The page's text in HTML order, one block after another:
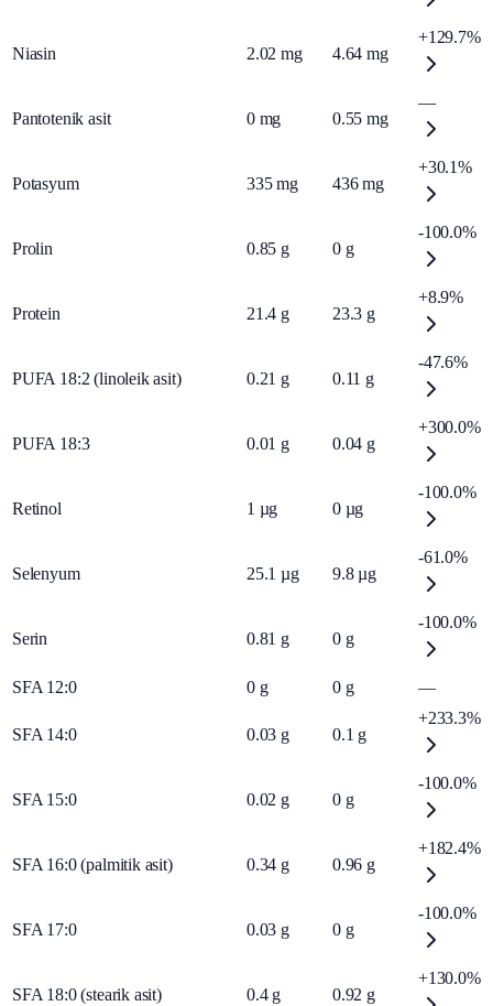
Niasin 2.02 mg 4.64 mg
+129.7%
Pantotenik asit 0 mg 0.55 mg
—
Potasyum 335 mg 436 mg
+30.1%
Prolin 0.85 g 0 g
-100.0%
Protein 21.4 g 23.3 g
+8.9%
PUFA 18:2 (linoleik asit) 0.21 g 0.11 g
-47.6%
PUFA 18:3 0.01 g 0.04 g
+300.0%
Retinol 1 µg 0 µg
-100.0%
Selenyum 25.1 µg 9.8 µg
-61.0%
Serin 0.81 g 0 g
-100.0%
SFA 12:0 0 g 0 g —
SFA 14:0 0.03 g 0.1 g
+233.3%
SFA 15:0 0.02 g 0 g
-100.0%
SFA 16:0 (palmitik asit) 0.34 g 0.96 g
+182.4%
SFA 17:0 0.03 g 0 g
-100.0%
SFA 18:0 (stearik asit) 0.4 g 0.92 g
+130.0%